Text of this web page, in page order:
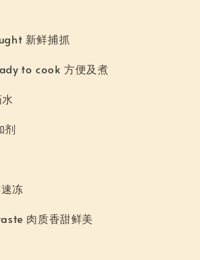
新鲜捕抓
to cook 方便及煮
剂
冻
肉质香甜鲜美